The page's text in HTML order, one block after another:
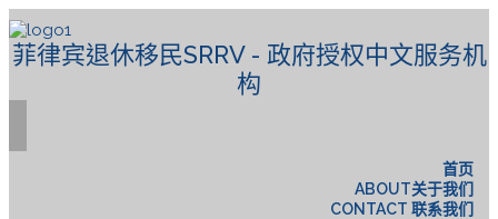
菲律宾退休移民SRRV - 政府授权中文服务机
构
首页
ABOUT关于我们
CONTACT 联系我们